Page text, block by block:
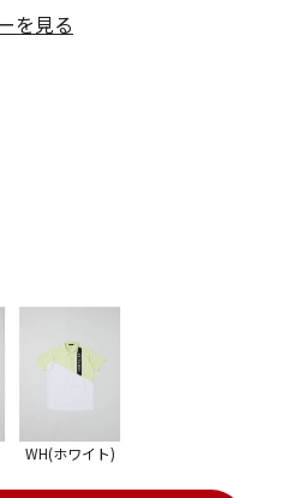
を見る
WH(ホワイト)